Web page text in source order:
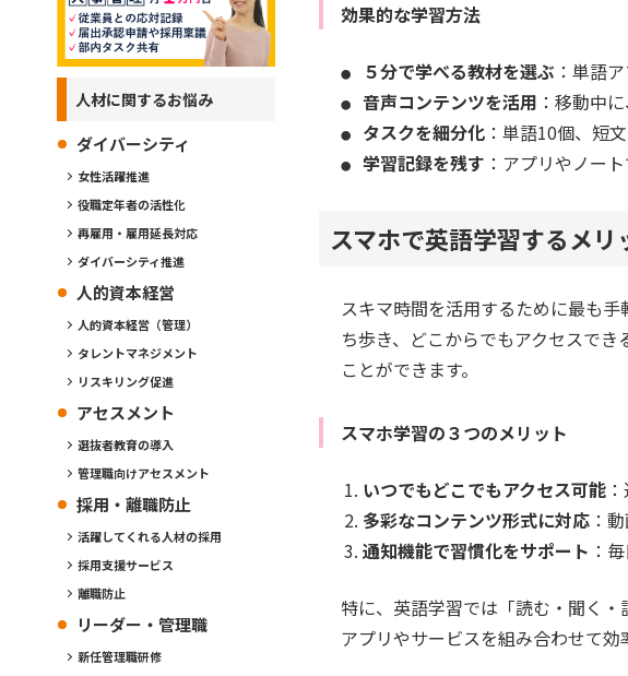
効果的な学習方法
５分で学べる教材を選ぶ ：単語
音声コンテンツを活用 ：移動中
タスクを細分化 ：単語10個、短
学習記録を残す ：アプリやノー
スマホで英語学習するメリ
スキマ時間を活用するために最も
ち歩き、どこからでもアクセスで
ことができます。
スマホ学習の３つのメリット
いつでもどこでもアクセス可能
多彩なコンテンツ形式に対応 ：
通知機能で習慣化をサポート ：
特に、英語学習では「読む・聞く・
アプリやサービスを組み合わせて効
人材に関するお悩み
ダイバーシティ
女性活躍推進
役職定年者の活性化
再雇用・雇用延長対応
ダイバーシティ推進
人的資本経営
人的資本経営（管理）
タレントマネジメント
リスキリング促進
アセスメント
選抜者教育の導入
管理職向けアセスメント
採用・離職防止
活躍してくれる人材の採用
採用支援サービス
離職防止
リーダー・管理職
新任管理職研修